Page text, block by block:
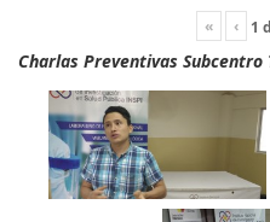
« ‹ 1
Charlas Preventivas